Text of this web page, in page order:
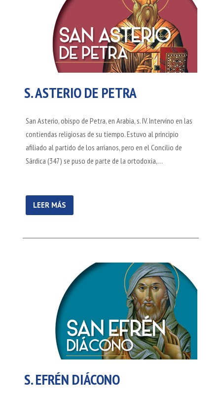
S. ASTERIO DE PETRA
San Asterio, obispo de Petra, en Arabia, s. IV. Intervino en las
contiendas religiosas de su tiempo. Estuvo al principio
afiliado al partido de los arrianos, pero en el Concilio de
Sárdica (347) se puso de parte de la ortodoxia,…
LEER MÁS
S. EFRÉN DIÁCONO